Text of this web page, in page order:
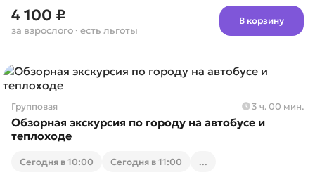
4 100 ₽
за взрослого · есть льготы
В корзину
Групповая 3 ч. 00 мин.
Обзорная экскурсия по городу на автобусе и
теплоходе
Cегодня в 10:00 Cегодня в 11:00 ...